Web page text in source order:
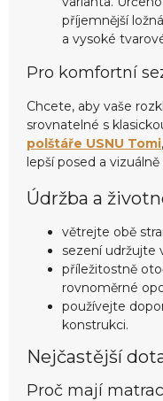
příjemnější
a vysoké
Pro komfortní
Chcete, aby vaše
srovnatelné s
polštáře USNU Tomi
lepší posed a
Údržba a
větrejte obě
sezení udržujte
příležitostně
rovnoměrné
používejte
konstrukci.
Nejčastější
Proč mají